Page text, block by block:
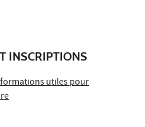
INSCRIPTIONS
utiles pour